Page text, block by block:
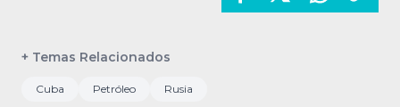
+ Temas Relacionados
Cuba Petróleo Rusia